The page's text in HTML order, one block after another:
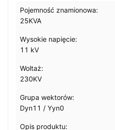
Pojemność znamionowa:
25KVA
Wysokie napięcie:
11 kV
Woltaż:
230KV
Grupa wektorów:
Dyn11 / Yyn0
Opis produktu: